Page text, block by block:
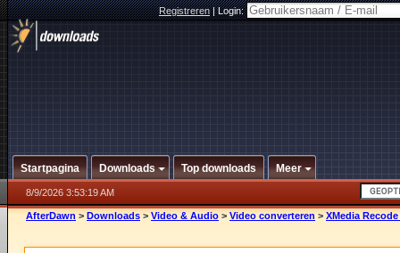
Registreren|Login:
Startpagina Downloads Top downloads Meer
8/9/2026 3:53:19 AM
AfterDawn > Downloads > Video & Audio > Video converteren > XMedia Recode